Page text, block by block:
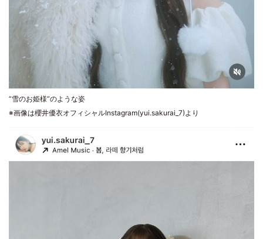
“雪のお姫様”のような姿
※画像は櫻井優衣オフィシャルInstagram(yui.sakurai_7)より